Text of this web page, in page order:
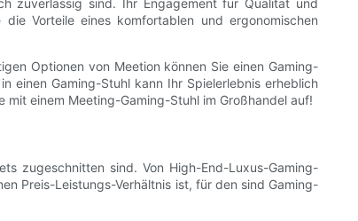
zuverlässig sind. Ihr Engagement für Qualität und
Vorteile eines komfortablen und ergonomischen
Optionen von Meetion können Sie einen Gaming-
einen Gaming-Stuhl kann Ihr Spielerlebnis erheblich
einem Meeting-Gaming-Stuhl im Großhandel auf!
zugeschnitten sind. Von High-End-Luxus-Gaming-
Preis-Leistungs-Verhältnis ist, für den sind Gaming-